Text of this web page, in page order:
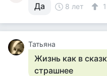
Да 8 лет 1
Татьяна
Жизнь как в
страшнее